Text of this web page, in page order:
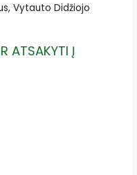
Vytauto Didžiojo
ATSAKYTI Į